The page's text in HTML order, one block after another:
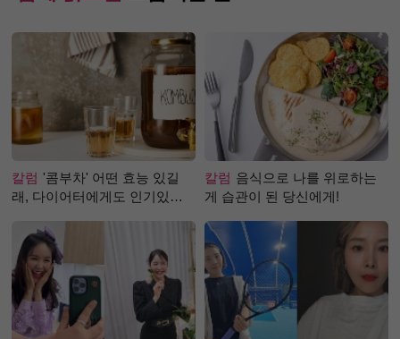
칼럼 '콤부차' 어떤 효능 있길
래, 다이어터에게도 인기있는
칼럼 음식으로 나를 위로하는
게 습관이 된 당신에게!